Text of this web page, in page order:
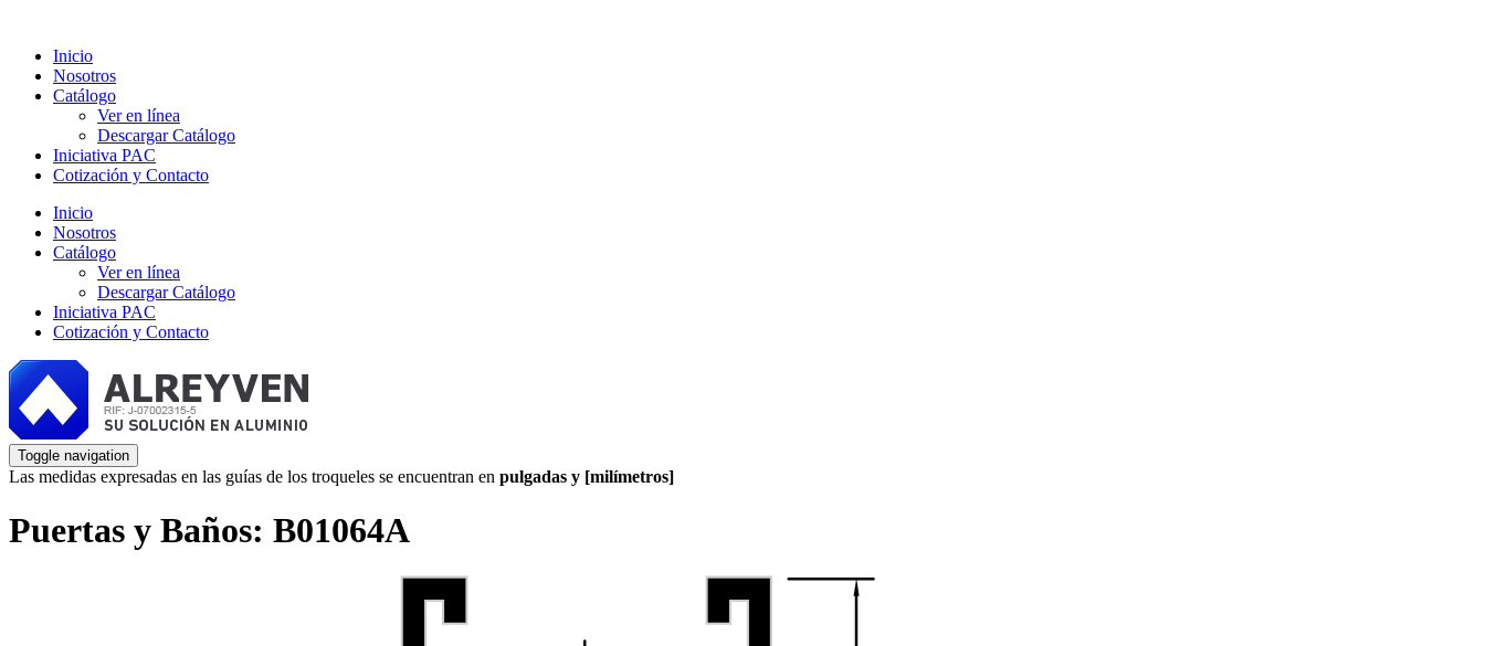
Inicio
Nosotros
Catálogo
Ver en línea
Descargar Catálogo
Iniciativa PAC
Cotización y Contacto
Inicio
Nosotros
Catálogo
Ver en línea
Descargar Catálogo
Iniciativa PAC
Cotización y Contacto
Toggle navigation
Las medidas expresadas en las guías de los troqueles se encuentran en pulgadas y [milímetros]
Puertas y Baños: B01064A